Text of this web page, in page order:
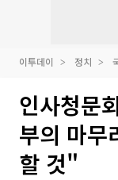
이투데이 정치
인사청문
부의 마무
할 것"